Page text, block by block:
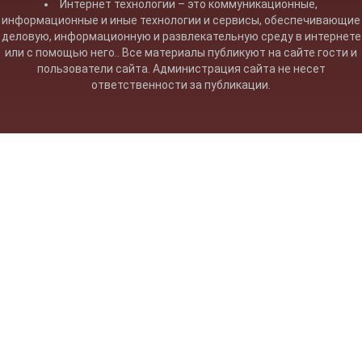
Интернет технологии – это коммуникационные,
информационные и иные технологии и сервисы, обеспечивающие
деловую, информационную и развлекательную среду в интернете
или с помощью него.. Все материалы публикуют на сайте гости и
пользователи сайта. Администрация сайта не несет
ответственности за публикации.